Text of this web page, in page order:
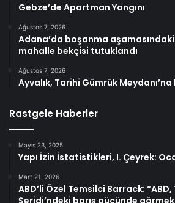
Gebze’de Apartman Yangını
Ağustos 7, 2026
Adana’da boşanma
mahalle bekçisi tutuklandı
Ağustos 7, 2026
Ayvalık, Tarihi Gümrük
Rastgele Haberler
Mayıs 23, 2025
Yapı İzin İstatistikleri, I. Çeyrek:
Mart 21, 2026
ABD’li Özel Temsilci Barrack:
Şeridi’ndeki barış gücünde